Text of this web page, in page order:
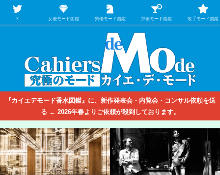
【映画/音楽の中のファッション＆香水】を徹底的に分析するファッション＆ア
パレル業界人のための学習サイト
『カイエデモード香水図鑑』に、新作発表会・内覧会・コンサル依頼を送
る ← 2026年春よりご依頼が殺到しております。
Ｘ 女優モード図鑑 男優モード図鑑 邦画モード図鑑 歌手モード図鑑